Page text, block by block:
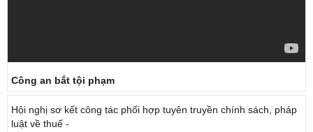
Công an bắt tội phạm
Hội nghị sơ kết công tác phối hợp tuyên truyền chính sách, pháp
luật về thuế -